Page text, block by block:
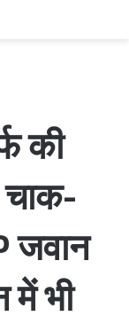
की
चाक-
जवान
में भी